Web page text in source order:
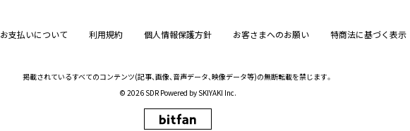
お支払いについて 利用規約 個人情報保護方針 お客さまへのお願い 特商法に基づく表示
掲載されているすべてのコンテンツ(記事、画像、音声データ、映像データ等)の無断転載を禁じます。
© 2026 SDR Powered by SKIYAKI Inc.